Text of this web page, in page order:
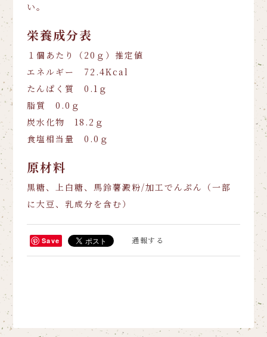
い。
栄養成分表
１個あたり（20ｇ）推定値
エネルギー 72.4Kcal
たんぱく質 0.1ｇ
脂質 0.0ｇ
炭水化物 18.2ｇ
食塩相当量 0.0ｇ
原材料
黒糖、上白糖、馬鈴薯澱粉/加工でんぷん（一部
に大豆、乳成分を含む）
Save 通報する